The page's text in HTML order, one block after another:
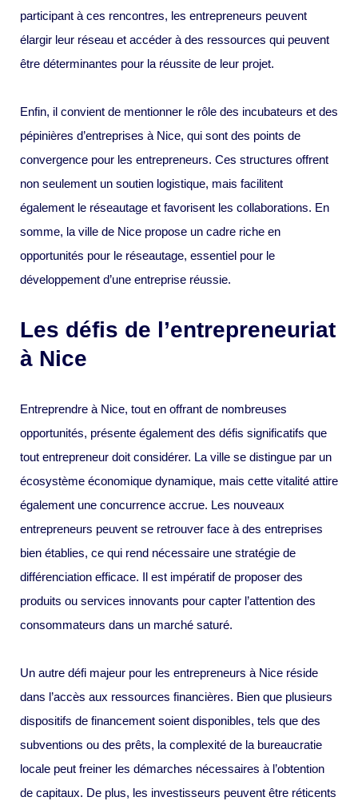
participant à ces rencontres, les entrepreneurs peuvent
élargir leur réseau et accéder à des ressources qui peuvent
être déterminantes pour la réussite de leur projet.
Enfin, il convient de mentionner le rôle des incubateurs et des
pépinières d’entreprises à Nice, qui sont des points de
convergence pour les entrepreneurs. Ces structures offrent
non seulement un soutien logistique, mais facilitent
également le réseautage et favorisent les collaborations. En
somme, la ville de Nice propose un cadre riche en
opportunités pour le réseautage, essentiel pour le
développement d’une entreprise réussie.
Les défis de l’entrepreneuriat
à Nice
Entreprendre à Nice, tout en offrant de nombreuses
opportunités, présente également des défis significatifs que
tout entrepreneur doit considérer. La ville se distingue par un
écosystème économique dynamique, mais cette vitalité attire
également une concurrence accrue. Les nouveaux
entrepreneurs peuvent se retrouver face à des entreprises
bien établies, ce qui rend nécessaire une stratégie de
différenciation efficace. Il est impératif de proposer des
produits ou services innovants pour capter l’attention des
consommateurs dans un marché saturé.
Un autre défi majeur pour les entrepreneurs à Nice réside
dans l’accès aux ressources financières. Bien que plusieurs
dispositifs de financement soient disponibles, tels que des
subventions ou des prêts, la complexité de la bureaucratie
locale peut freiner les démarches nécessaires à l’obtention
de capitaux. De plus, les investisseurs peuvent être réticents